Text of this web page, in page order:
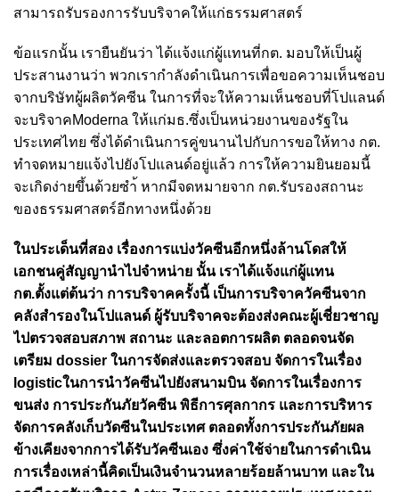
สามารถรับรองการรับบริจาคให้แก่ธรรมศาสตร์
ข้อแรกนั้น เรายืนยันว่า ได้แจ้งแก่ผู้แทนที่กต. มอบให้เป็นผู้
ประสานงานว่า พวกเรากำลังดำเนินการเพื่อขอความเห็นชอบ
จากบริษัทผู้ผลิตวัคซีน ในการที่จะให้ความเห็นชอบที่โปแลนด์
จะบริจาคModerna ให้แก่มธ.ซึ่งเป็นหน่วยงานของรัฐใน
ประเทศไทย ซึ่งได้ดำเนินการคู่ขนานไปกับการขอให้ทาง กต.
ทำจดหมายแจ้งไปยังโปแลนด์อยู่แล้ว การให้ความยินยอมนี้
จะเกิดง่ายขึ้นด้วยซำ้ หากมีจดหมายจาก กต.รับรองสถานะ
ของธรรมศาสตร์อีกทางหนึ่งด้วย
ในประเด็นที่สอง เรื่องการแบ่งวัคซีนอีกหนึ่งล้านโดสให้
เอกชนคู่สัญญานำไปจำหน่าย นั้น เราได้แจ้งแก่ผู้แทน
กต.ตั้งแต่ต้นว่า การบริจาคครั้งนี้ เป็นการบริจาควัคซีนจาก
คลังสำรองในโปแลนด์ ผู้รับบริจาคจะต้องส่งคณะผู้เชี่ยวชาญ
ไปตรวจสอบสภาพ สถานะ และลอตการผลิต ตลอดจนจัด
เตรียม dossier ในการจัดส่งและตรวจสอบ จัดการในเรื่อง
logisticในการนำวัคซีนไปยังสนามบิน จัดการในเรื่องการ
ขนส่ง การประกันภัยวัคซีน พิธีการศุลกากร และการบริหาร
จัดการคลังเก็บวัดซีนในประเทศ ตลอดทั้งการประกันภัยผล
ข้างเคียงจากการได้รับวัคซีนเอง ซึ่งค่าใช้จ่ายในการดำเนิน
การเรื่องเหล่านี้คิดเป็นเงินจำนวนหลายร้อยล้านบาท และใน